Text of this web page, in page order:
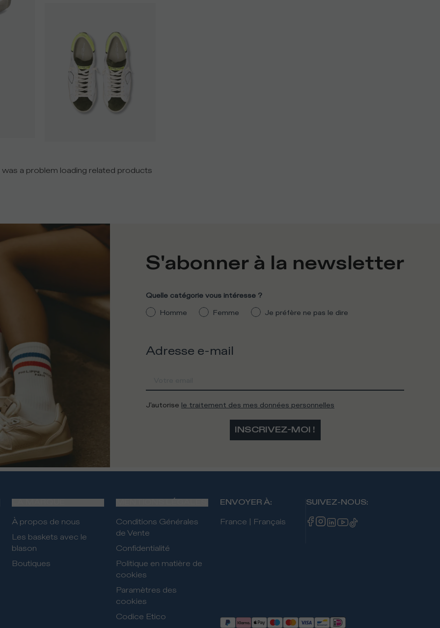
a problem loading related products
S'abonner à la newsletter
Quelle catégorie vous intéresse ?
Homme
Femme Je préfère ne pas le dire
Adresse e-mail
J'autorise le traitement des mes données personnelles
INSCRIVEZ-MOI !
À propos de nous
Les baskets avec le
blason
Boutiques
Conditions Générales
de Vente
Confidentialité
Politique en matière de
cookies
Paramètres des
cookies
Codice Etico
ENVOYER À:
France
Français
SUIVEZ-NOUS: